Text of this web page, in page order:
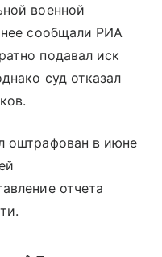
военной
сообщали РИА
подавал иск
суд отказал
оштрафован в июне
отчета